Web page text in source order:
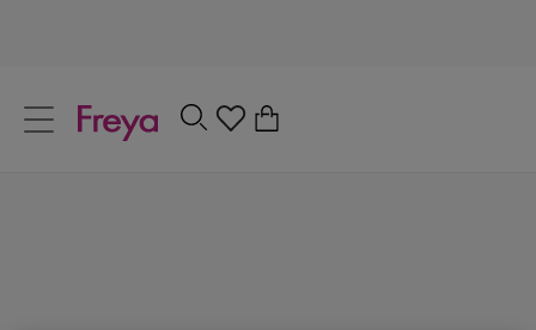
Dein Land